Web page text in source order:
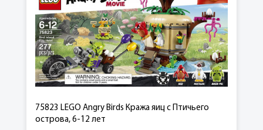
75823 LEGO Angry Birds Кража яиц с Птичьего
острова, 6-12 лет